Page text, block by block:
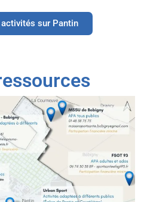
sur Pantin